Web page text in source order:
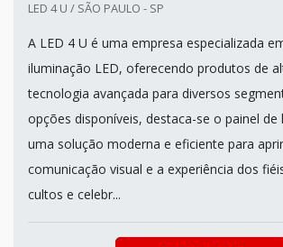
LED 4 U / SÃO PAULO - SP
A LED 4 U é uma empresa especializada
iluminação LED, oferecendo produtos de
tecnologia avançada para diversos
opções disponíveis, destaca-se o painel de
uma solução moderna e eficiente para
comunicação visual e a experiência dos
cultos e celebr...